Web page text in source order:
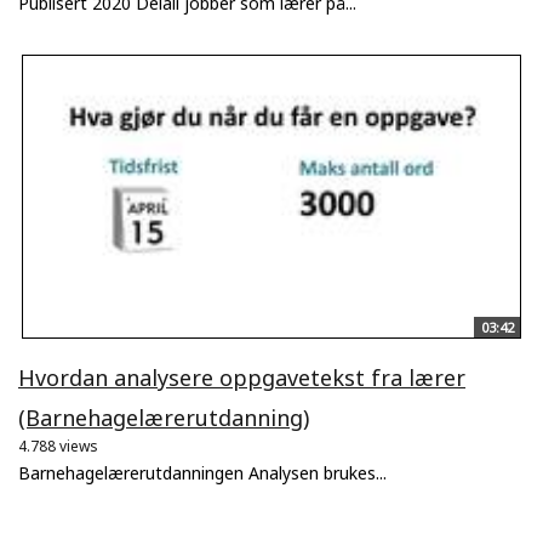
03:42
Hvordan analysere oppgavetekst fra lærer
(Barnehagelærerutdanning)
4.788 views
Barnehagelærerutdanningen Analysen brukes...